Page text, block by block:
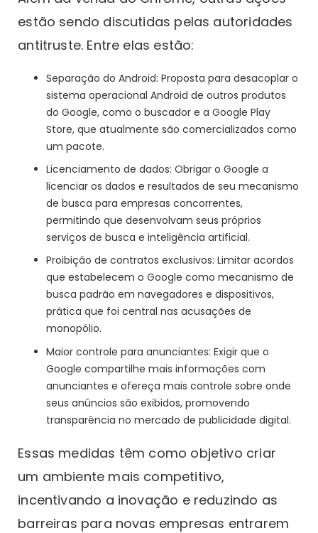
estão sendo discutidas pelas autoridades
antitruste. Entre elas estão:
Separação do Android: Proposta para desacoplar o
sistema operacional Android de outros produtos
do Google, como o buscador e a Google Play
Store, que atualmente são comercializados como
um pacote.
Licenciamento de dados: Obrigar o Google a
licenciar os dados e resultados de seu mecanismo
de busca para empresas concorrentes,
permitindo que desenvolvam seus próprios
serviços de busca e inteligência artificial.
Proibição de contratos exclusivos: Limitar acordos
que estabelecem o Google como mecanismo de
busca padrão em navegadores e dispositivos,
prática que foi central nas acusações de
monopólio.
Maior controle para anunciantes: Exigir que o
Google compartilhe mais informações com
anunciantes e ofereça mais controle sobre onde
seus anúncios são exibidos, promovendo
transparência no mercado de publicidade digital.
Essas medidas têm como objetivo criar
um ambiente mais competitivo,
incentivando a inovação e reduzindo as
barreiras para novas empresas entrarem